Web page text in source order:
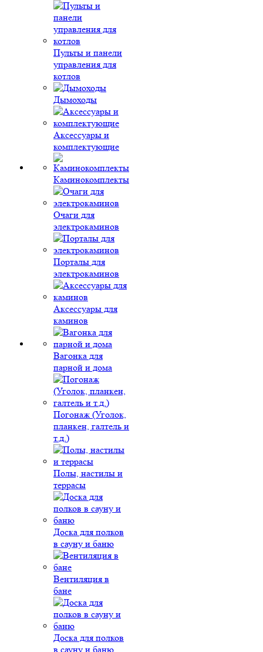
Пульты и панели
управления для
котлов
Дымоходы
Аксессуары и
комплектующие
Каминокомплекты
Очаги для
электрокаминов
Порталы для
электрокаминов
Аксессуары для
каминов
Вагонка для
парной и дома
Погонаж (Уголок,
планкен, галтель и
т.д.)
Полы, настилы и
террасы
Доска для полков
в сауну и баню
Вентиляция в
бане
Доска для полков
в сауну и баню